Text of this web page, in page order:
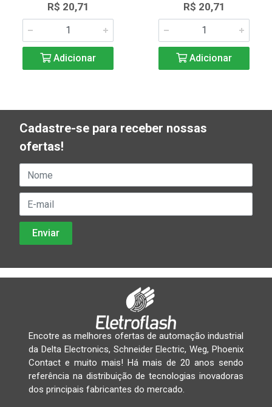
R$ 20,71
Adicionar
R$ 20,71
Adicionar
Cadastre-se para receber nossas
ofertas!
Encotre as melhores ofertas de automação industrial
da Delta Electronics, Schneider Electric, Weg, Phoenix
Contact e muito mais! Há mais de 20 anos sendo
referência na distribuição de tecnologias inovadoras
dos principais fabricantes do mercado.